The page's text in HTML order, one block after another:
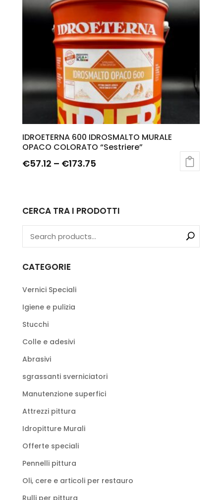
IDROETERNA 600 IDROSMALTO MURALE
OPACO COLORATO “Sestriere”
€57.12 – €173.75
CERCA TRA I PRODOTTI
CATEGORIE
Vernici Speciali
Igiene e pulizia
Stucchi
Colle e adesivi
Abrasivi
sgrassanti sverniciatori
Manutenzione superfici
Attrezzi pittura
Idropitture Murali
Offerte speciali
Pennelli pittura
Oli, cere e articoli per restauro
Rulli per pittura